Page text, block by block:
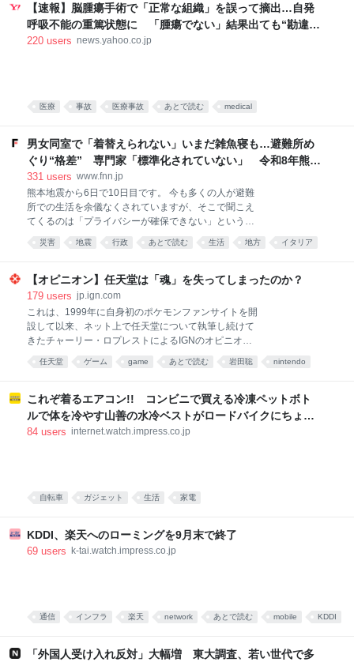
返すまい」と
間に、氷見市内の太陽光発電所で2回にわたり、送電
用の銅線ケーブルあわせておよそ2.2トンを盗んだ疑い
が持たれています。２人は18日に富山市内の駐車場
ことです。 盗まれた銅線は、時価およそ330万円相当
【速報】脳腫瘍手術で「正常な組織」を誤って摘出…自発
呼吸不能の重篤状態に 「腫瘍でない」結果出ても“勘違
い”で摘出継続 通常の生活送っていた患者が手足も動か
220 users news.yahoo.co.jp
医療 事故 医療事故 あとで読む medical
男女同室で「着替えられない」いまだ雑魚寝も…避難所め
ぐり“格差” 専門家「標準化されていない」 令和8年熊本
地震｜FNNプライムオンライン
331 users www.fnn.jp
熊本地震から6日で10日目です。 今も多くの人が避難
所での生活を余儀なくされていますが、そこで聞こえ
てくるのは「プライバシーが確保できない」という声
です。 避難所を巡っては、海外ではプライバシーに配
慮した環境づくりが進んでいます。 日本との違いはど
上最高となる39.0度を記録した被災地・熊本。 台風13
号に備え、ブルーシートを配布する男性は汗をにじま
せながら作業にあたっていました。 そんな中、震度7
を記録した宇城市の避難所では6日、様々な情報を共
有できる「デジタルサイネージ」が設置されたもの
活を強いられていて、パーティションもなく、プライ
人たちに率直な思いを伺うと、“雑魚寝は体が痛くな
る”“プライバシーへの配慮は十分ではない”という声が
多く聞か
災害 地震 行政 あとで読む 生活 地方 イタリア
【オピニオン】任天堂は「魂」を失ってしまったのか？
179 users jp.ign.com
これは、1999年に自身初のポケモンファンサイトを開
設して以来、ネット上で任天堂について執筆し続けて
きたチャーリー・ロプレストによるIGNのオピニオン
記事である。彼はニンテンドーDS Liteを最高の任天堂
ハードと評価しており、クッパ7人衆が再びクッパの
い。 「任天堂はこの男を雇うべきだ！」あわせて読み
たい『ゼルダの伝説 時のオカリナ』のリメイクが正式
発表 情報は少ないながらリンクの姿が解禁、2026年
でシェーダーのコンパイル画面が挟まるような、
社
任天堂 ゲーム game あとで読む 岩田聡 nintendo
これぞ着るエアコン!! コンビニで買える冷凍ペットボト
ルで体を冷やす山善の水冷ベストがロードバイクにちょう
どいい【ぼっち・ざ・ろーど！その14】【空いた時間でな
84 users internet.watch.impress.co.jp
自転車 ガジェット 生活 家電
KDDI、楽天へのローミングを9月末で終了
69 users k-tai.watch.impress.co.jp
通信 インフラ 楽天 network あとで読む mobile KDDI
「外国人受け入れ反対」大幅増 東大調査、若い世代で多